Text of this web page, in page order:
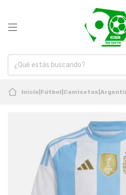
Inicio Fútbol Camisetas